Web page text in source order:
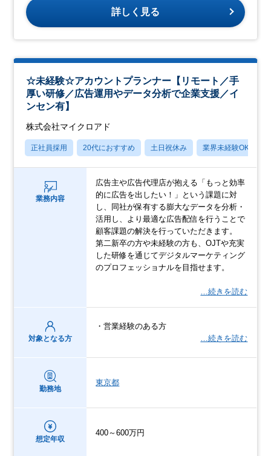
詳しく見る
☆未経験☆アカウントプランナー【リモート／手
厚い研修／広告運用やデータ分析で企業支援／イ
ンセン有】
株式会社マイクロアド
正社員採用 20代におすすめ 土日祝休み 業界未経験OK
業務内容
広告主や広告代理店が抱える「もっと効率
的に広告を出したい！」という課題に対
し、同社が保有する膨大なデータを分析・
活用し、より最適な広告配信を行うことで
顧客課題の解決を行っていただきます。
第二新卒の方や未経験の方も、OJTや充実
した研修を通じてデジタルマーケティング
のプロフェッショナルを目指せます。
…続きを読む
対象となる方
・営業経験のある方
…続きを読む
勤務地
東京都
想定年収
400～600万円